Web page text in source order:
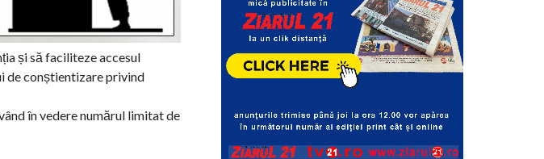
și să faciliteze accesul
de conștientizare privind
în vedere numărul limitat de